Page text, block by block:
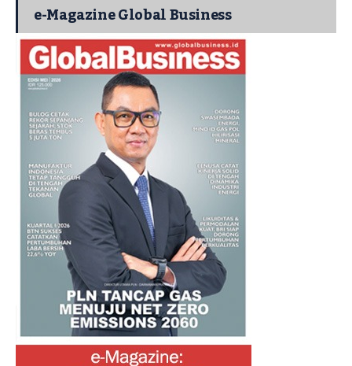
e-Magazine Global Business